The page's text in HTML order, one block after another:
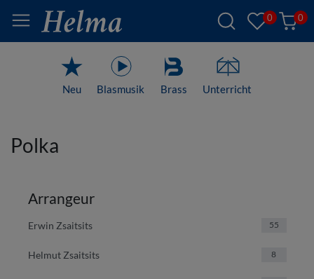
0 0
Neu Blasmusik Brass Unterricht
Polka
Arrangeur
Erwin Zsaitsits 55
Helmut Zsaitsits 8